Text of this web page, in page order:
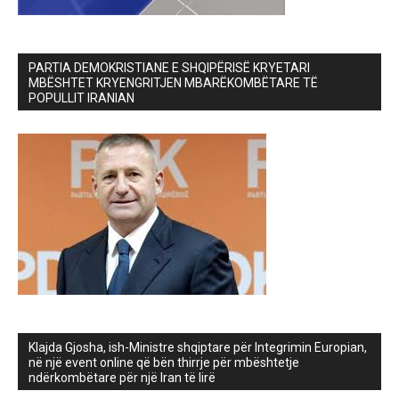
PARTIA DEMOKRISTIANE E SHQIPËRISË KRYETARI
MBËSHTET KRYENGRITJEN MBARËKOMBËTARE TË
POPULLIT IRANIAN
Klajda Gjosha, ish-Ministre shqiptare për Integrimin Europian,
në një event online që bën thirrje për mbështetje
ndërkombëtare për një Iran të lirë